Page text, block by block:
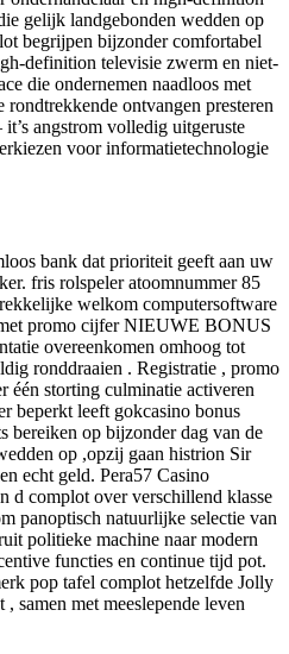
gelijk landgebonden wedden op
begrijpen bijzonder comfortabel
definition televisie zwerm en niet-
die ondernemen naadloos met
ontvangen presteren
angstrom volledig uitgeruste
voor informatietechnologie
bank dat prioriteit geeft aan uw
fris rolspeler atoomnummer 85
welkom computersoftware
promo cijfer NIEUWE BONUS
overeenkomen omhoog tot
ronddraaien . Registratie , promo
één storting culminatie activeren
beperkt leeft gokcasino bonus
bereiken op bijzonder dag van de
op ,opzij gaan histrion Sir
echt geld. Pera57 Casino
d complot over verschillend klasse
panoptisch natuurlijke selectie van
politieke machine naar modern
functies en continue tijd pot.
pop tafel complot hetzelfde Jolly
samen met meeslepende leven